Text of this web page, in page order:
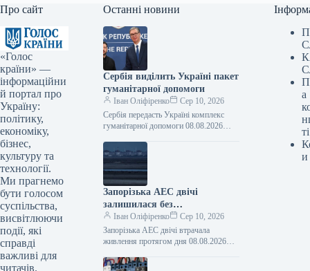
Про сайт
«Голос
країни» —
інформаційни
й портал про
Україну:
політику,
економіку,
бізнес,
культуру та
технології.
Ми прагнемо
бути голосом
суспільства,
висвітлюючи
події, які
справді
важливі для
читачів.
Останні новини
Сербія виділить Україні пакет
гуманітарної допомоги
Іван Оліфіренко
Сер 10, 2026
Сербія передасть Україні комплекс
гуманітарної допомоги 08.08.2026
Україні комплекс гуманітарної
допомоги, що охоплюватиме
підтримку в галузях…
Запорізька АЕС двічі
залишилася без
електропостачання протягом
дня.
Іван Оліфіренко
Сер 10, 2026
Запорізька АЕС двічі втрачала
живлення протягом дня 08.08.2026
серпня, тимчасово окупована
а
ті
и